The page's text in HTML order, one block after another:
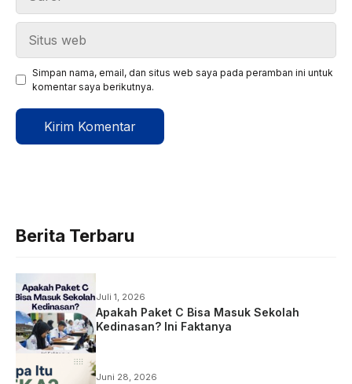
Simpan nama, email, dan situs web saya pada peramban ini untuk
komentar saya berikutnya.
Berita Terbaru
Juli 1, 2026
Apakah Paket C Bisa Masuk Sekolah
Kedinasan? Ini Faktanya
Juni 28, 2026